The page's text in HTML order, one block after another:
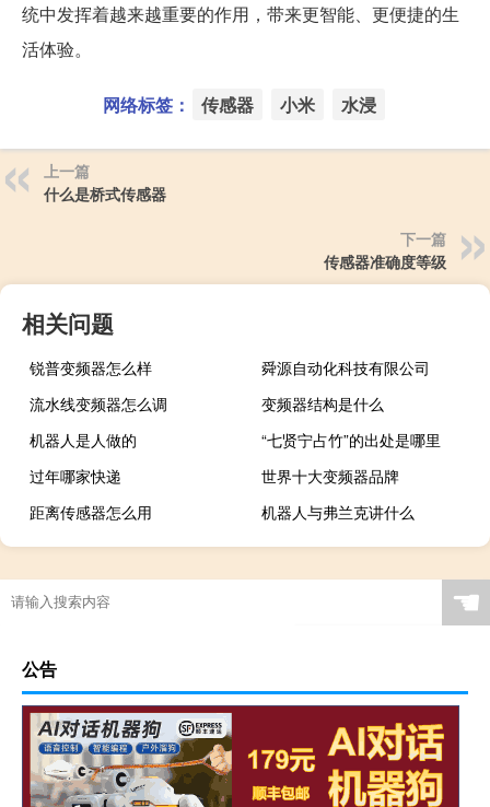
统中发挥着越来越重要的作用，带来更智能、更便捷的生
活体验。
网络标签： 传感器 小米 水浸
上一篇
什么是桥式传感器
下一篇
传感器准确度等级
相关问题
锐普变频器怎么样
舜源自动化科技有限公司
流水线变频器怎么调
变频器结构是什么
机器人是人做的
“七贤宁占竹”的出处是哪里
过年哪家快递
世界十大变频器品牌
距离传感器怎么用
机器人与弗兰克讲什么
☚
公告